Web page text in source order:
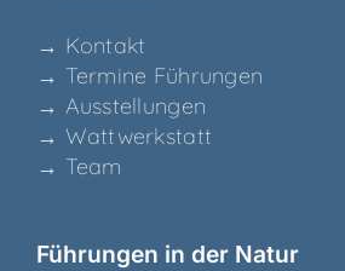
→ Kon­takt
→ Ter­mi­ne Führungen
→ Aus­stel­lun­gen
→ Watt­werk­statt
→ Team
Füh­run­gen in der Natur